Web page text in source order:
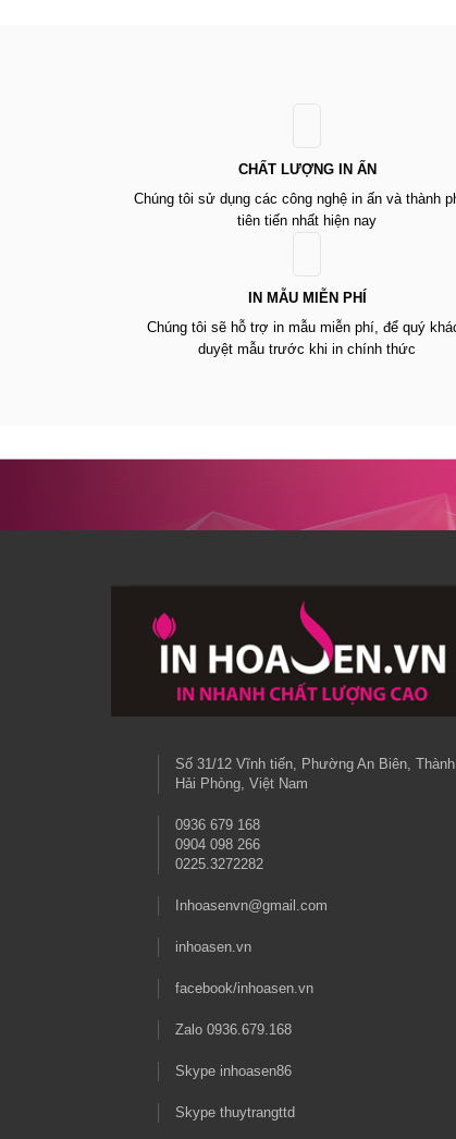
CHẤT LƯỢNG IN ẤN
Chúng tôi sử dụng các công nghệ in ấn và thành
tiên tiến nhất hiện nay
IN MẪU MIỄN PHÍ
Chúng tôi sẽ hỗ trợ in mẫu miễn phí, để quý
duyệt mẫu trước khi in chính thức
Số 31/12 Vĩnh tiến, Phường An Biên,
Hải Phòng, Việt Nam
0936 679 168
0904 098 266
0225.3272282
Inhoasenvn@gmail.com
inhoasen.vn
facebook/inhoasen.vn
Zalo 0936.679.168
Skype inhoasen86
Skype thuytrangttd